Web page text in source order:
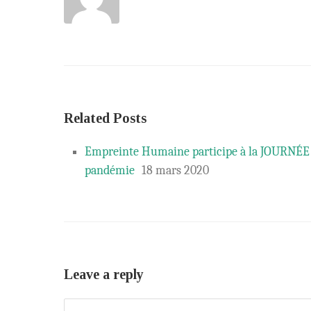
Related Posts
Empreinte Humaine participe à la JOURNÉE
pandémie 18 mars 2020
Leave a reply